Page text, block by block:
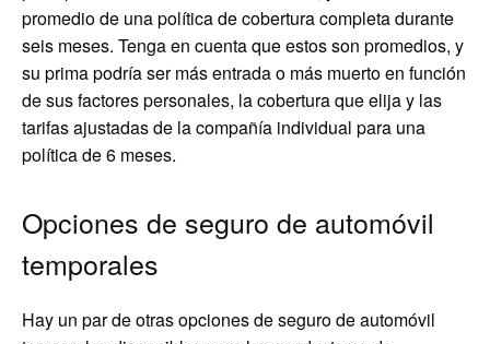
promedio de una política de cobertura completa durante
seis meses. Tenga en cuenta que estos son promedios, y
su prima podría ser más entrada o más muerto en función
de sus factores personales, la cobertura que elija y las
tarifas ajustadas de la compañía individual para una
política de 6 meses.
Opciones de seguro de automóvil
temporales
Hay un par de otras opciones de seguro de automóvil